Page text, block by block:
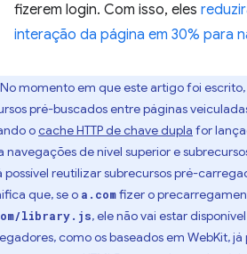
fizerem login. Com isso, eles
interação da página em 30% para
No momento em que este artigo foi
pré-buscados entre páginas
ocache HTTP de chave dupla for
navegações de nível superior e
possível reutilizar subrecursos pré-
que, se o a.comfizer o
library.js, ele não vai estar
como os baseados em WebKit, já